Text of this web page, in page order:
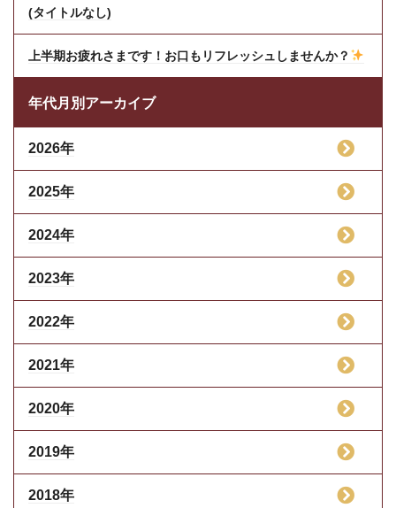
(タイトルなし)
上半期お疲れさまです！お口もリフレッシュしませんか？
年代月別アーカイブ
2026年
2025年
2024年
2023年
2022年
2021年
2020年
2019年
2018年